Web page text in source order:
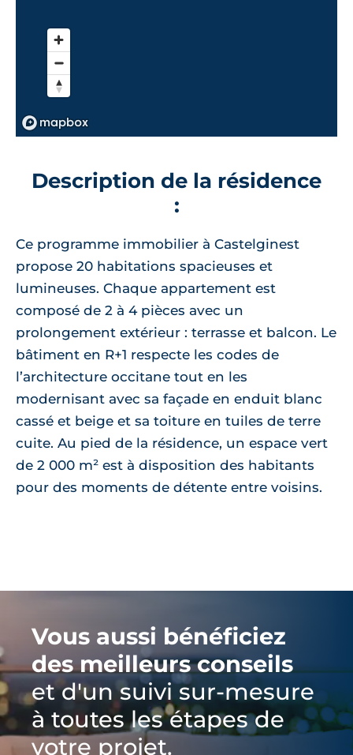
Description de la résidence
:
Ce programme immobilier à Castelginest
propose 20 habitations spacieuses et
lumineuses. Chaque appartement est
composé de 2 à 4 pièces avec un
prolongement extérieur : terrasse et balcon. Le
bâtiment en R+1 respecte les codes de
l’architecture occitane tout en les
modernisant avec sa façade en enduit blanc
cassé et beige et sa toiture en tuiles de terre
cuite. Au pied de la résidence, un espace vert
de 2 000 m² est à disposition des habitants
pour des moments de détente entre voisins.
Vous aussi bénéficiez
des meilleurs conseils
et d'un suivi sur-mesure
à toutes les étapes de
votre projet.